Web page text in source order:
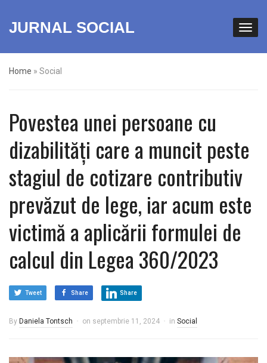
JURNAL SOCIAL
Home » Social
Povestea unei persoane cu
dizabilități care a muncit peste
stagiul de cotizare contributiv
prevăzut de lege, iar acum este
victimă a aplicării formulei de
calcul din Legea 360/2023
Tweet Share Share
By Daniela Tontsch on septembrie 11, 2024 in Social